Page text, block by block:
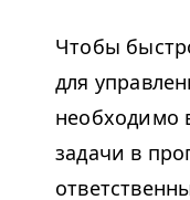
Чтобы
для
необходимо
задачи в